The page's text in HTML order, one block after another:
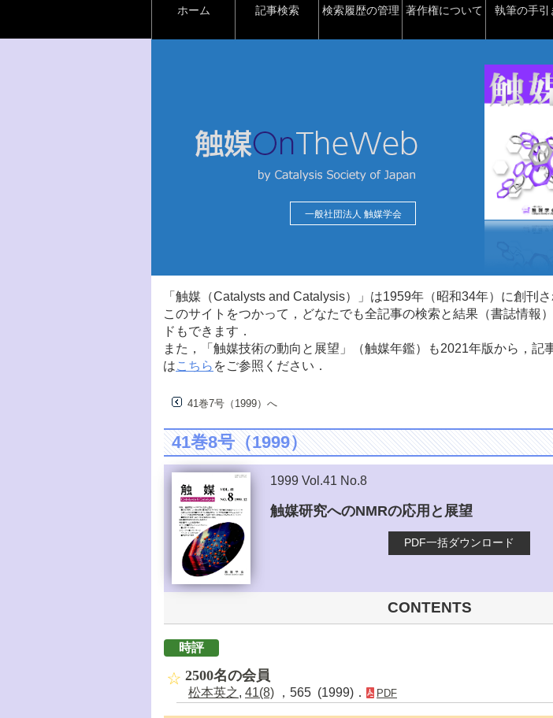
ホーム 記事検索 検索履歴の管理 著作権について 執筆の手引
一般社団法人 触媒学会
「触媒（Catalysts and Catalysis）」は1959年（昭和34年）に創刊
このサイトをつかって，どなたでも全記事の検索と結果（書誌情報
ドもできます．
また，「触媒技術の動向と展望」（触媒年鑑）も2021年版から，
はこちら をご参照ください．
41巻7号（1999）へ
41巻8号（1999）
1999 Vol.41 No.8
触媒研究へのNMRの応用と展望
PDF一括ダウンロード
CONTENTS
時評
2500名の会員
松本英之, 41(8) ，565 (1999)． PDF